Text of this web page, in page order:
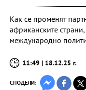
Как се променят
африканските
международно
11:49 | 18.12.25 г.
СПОДЕЛИ: